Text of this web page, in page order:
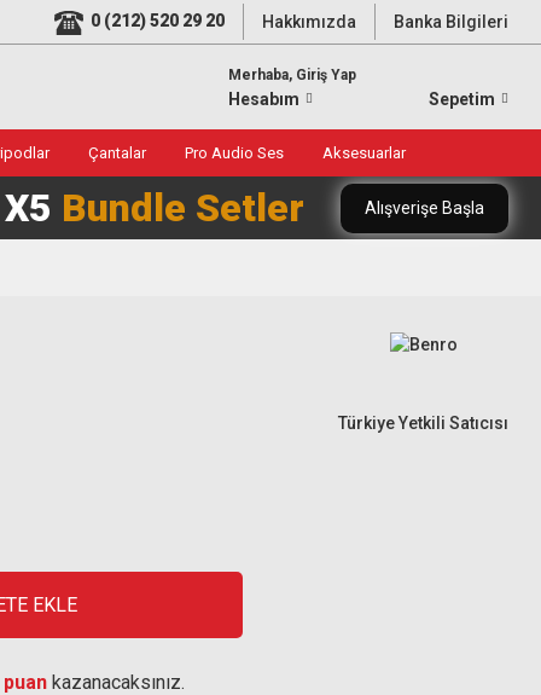
0 (212) 520 29 20 Hakkımızda Banka Bilgileri
Merhaba, Giriş Yap
Hesabım Sepetim
Çantalar Pro Audio Ses Aksesuarlar
Bundle Setler Alışverişe Başla
Türkiye Yetkili Satıcısı
EKLE
puan kazanacaksınız.